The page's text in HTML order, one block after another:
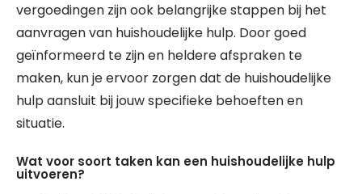
vergoedingen zijn ook belangrijke stappen bij het
aanvragen van huishoudelijke hulp. Door goed
geïnformeerd te zijn en heldere afspraken te
maken, kun je ervoor zorgen dat de huishoudelijke
hulp aansluit bij jouw specifieke behoeften en
situatie.
Wat voor soort taken kan een huishoudelijke hulp
uitvoeren?